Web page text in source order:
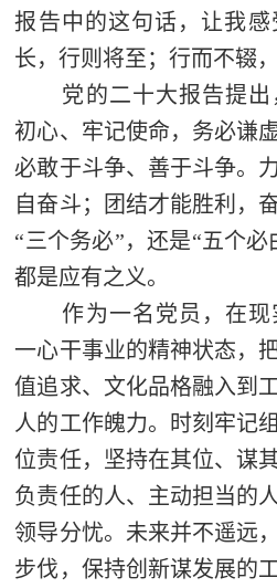
报告中的这句话，让我感
长，行则将至；行而不辍
党的二十大报告提
初心、牢记使命，务必谦
必敢于斗争、善于斗争。
自奋斗；团结才能胜利，
“三个务必”，还是“五个
都是应有之义。
作为一名党员，在
一心干事业的精神状态，
值追求、文化品格融入到
人的工作魄力。时刻牢记
位责任，坚持在其位、谋
负责任的人、主动担当的
领导分忧。未来并不遥远
步伐，保持创新谋发展的